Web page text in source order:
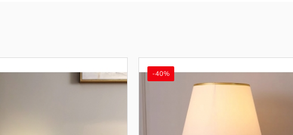
-40%